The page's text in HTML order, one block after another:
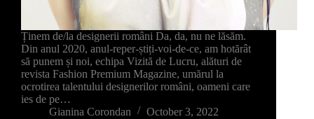
Ținem de/la designerii români Da, da, nu ne lăsăm.
Din anul 2020, anul-reper-știți-voi-de-ce, am hotărât
să punem și noi, echipa Vizită de Lucru, alături de
revista Fashion Premium Magazine, umărul la
ocrotirea talentului designerilor români, oameni care
ies de pe…
Gianina Corondan
October 3, 2022